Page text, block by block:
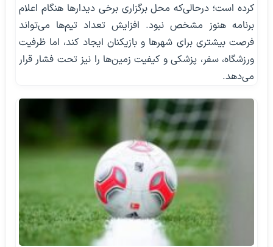
کرده است؛ درحالی‌که محل برگزاری برخی دیدارها هنگام اعلام
برنامه هنوز مشخص نبود. افزایش تعداد تیم‌ها می‌تواند
فرصت بیشتری برای شهرها و بازیکنان ایجاد کند، اما ظرفیت
ورزشگاه، سفر، پزشکی و کیفیت زمین‌ها را نیز تحت فشار قرار
می‌دهد.